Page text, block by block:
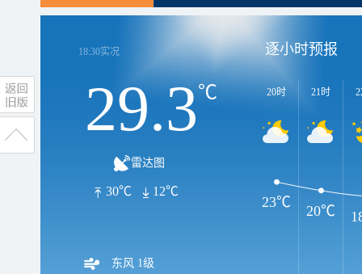
18:30实况
29.3℃
雷达图
30℃ 12℃
东风 1级
逐小时预报
20时 21时
23℃
20℃